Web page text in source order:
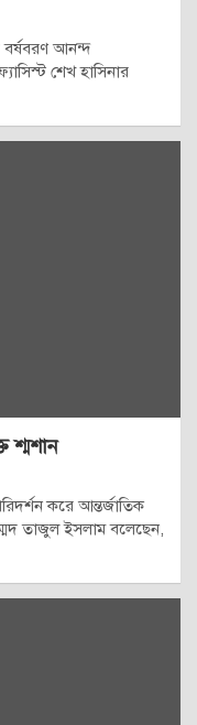
বর্ষবরণ আনন্দ
শেখ হাসিনার
শ্মশান
করে আন্তর্জাতিক
তাজুল ইসলাম বলেছেন,